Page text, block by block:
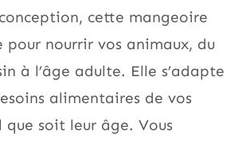
cette mangeoire
nourrir vos animaux, du
à l’âge adulte. Elle s’adapte
alimentaires de vos
que soit leur âge. Vous